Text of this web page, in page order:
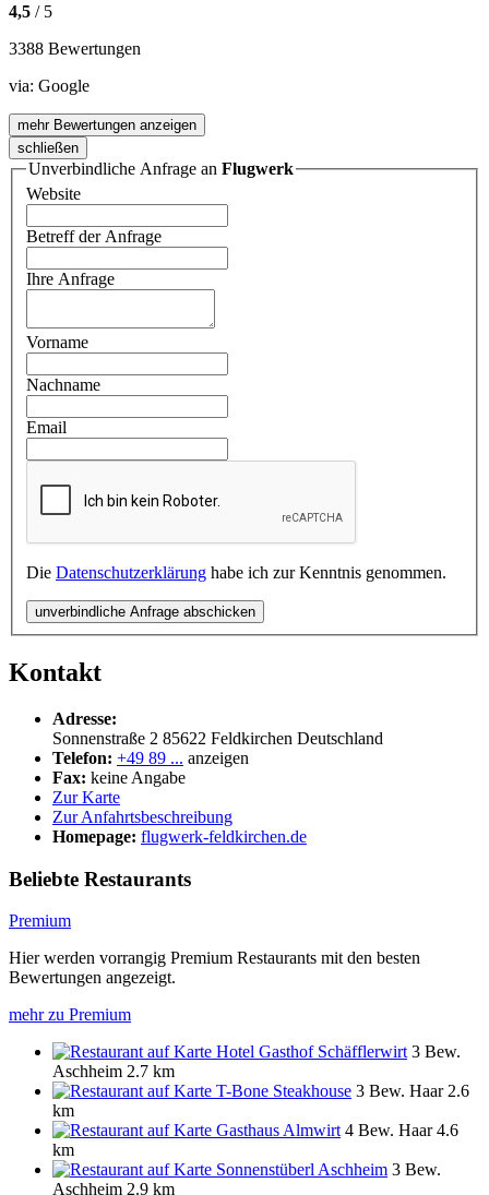
4,5 / 5
3388 Bewertungen
via: Google
mehr Bewertungen anzeigen
schließen
Unverbindliche Anfrage an Flugwerk
Website
Betreff der Anfrage
Ihre Anfrage
Vorname
Nachname
Email
Die Datenschutzerklärung habe ich zur Kenntnis genommen.
unverbindliche Anfrage abschicken
Kontakt
Adresse:
Sonnenstraße 2 85622 Feldkirchen Deutschland
Telefon: +49 89 ... anzeigen
Fax: keine Angabe
Zur Karte
Zur Anfahrtsbeschreibung
Homepage: flugwerk-feldkirchen.de
Beliebte Restaurants
Premium
Hier werden vorrangig Premium Restaurants mit den besten
Bewertungen angezeigt.
mehr zu Premium
Hotel Gasthof Schäfflerwirt 3 Bew.
Aschheim 2.7 km
T-Bone Steakhouse 3 Bew. Haar 2.6
km
Gasthaus Almwirt 4 Bew. Haar 4.6
km
Sonnenstüberl Aschheim 3 Bew.
Aschheim 2.9 km